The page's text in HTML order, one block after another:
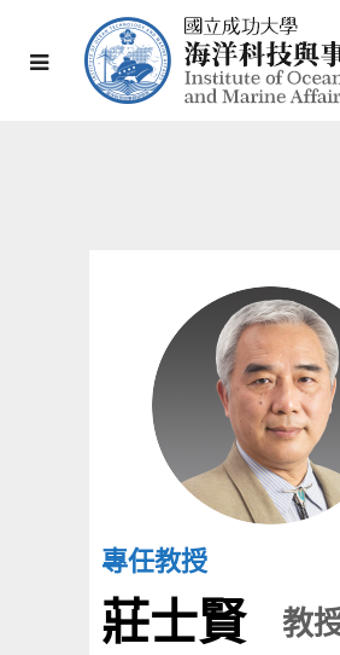
專任教授
莊士賢 教